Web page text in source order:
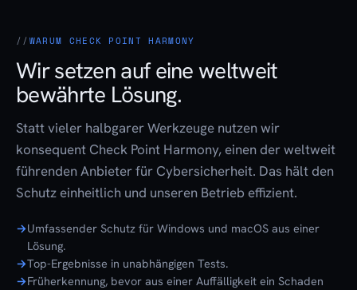
WARUM CHECK POINT HARMONY
Wir setzen auf eine weltweit
bewährte Lösung.
Statt vieler halbgarer Werkzeuge nutzen wir
konsequent Check Point Harmony, einen der weltweit
führenden Anbieter für Cybersicherheit. Das hält den
Schutz einheitlich und unseren Betrieb effizient.
Umfassender Schutz für Windows und macOS aus einer
Lösung.
Top-Ergebnisse in unabhängigen Tests.
Früherkennung, bevor aus einer Auffälligkeit ein Schaden